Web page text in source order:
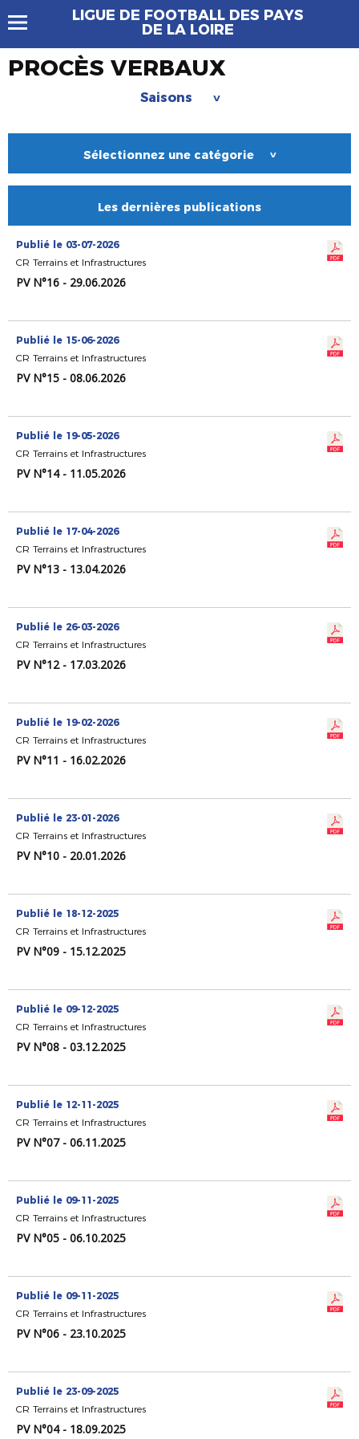
LIGUE DE FOOTBALL DES PAYS
DE LA LOIRE
PROCÈS VERBAUX
Saisons >
Sélectionnez une catégorie >
Les dernières publications
Publié le 03-07-2026
CR Terrains et Infrastructures
PV N°16 - 29.06.2026
Publié le 15-06-2026
CR Terrains et Infrastructures
PV N°15 - 08.06.2026
Publié le 19-05-2026
CR Terrains et Infrastructures
PV N°14 - 11.05.2026
Publié le 17-04-2026
CR Terrains et Infrastructures
PV N°13 - 13.04.2026
Publié le 26-03-2026
CR Terrains et Infrastructures
PV N°12 - 17.03.2026
Publié le 19-02-2026
CR Terrains et Infrastructures
PV N°11 - 16.02.2026
Publié le 23-01-2026
CR Terrains et Infrastructures
PV N°10 - 20.01.2026
Publié le 18-12-2025
CR Terrains et Infrastructures
PV N°09 - 15.12.2025
Publié le 09-12-2025
CR Terrains et Infrastructures
PV N°08 - 03.12.2025
Publié le 12-11-2025
CR Terrains et Infrastructures
PV N°07 - 06.11.2025
Publié le 09-11-2025
CR Terrains et Infrastructures
PV N°05 - 06.10.2025
Publié le 09-11-2025
CR Terrains et Infrastructures
PV N°06 - 23.10.2025
Publié le 23-09-2025
CR Terrains et Infrastructures
PV N°04 - 18.09.2025